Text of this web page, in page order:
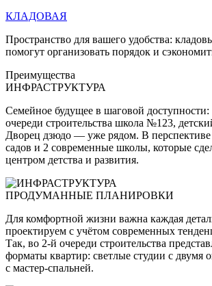
КЛАДОВАЯ
Пространство для вашего удобства:
помогут организовать порядок и
Преимущества
ИНФРАСТРУКТУРА
Семейное будущее в шаговой
очереди строительства школа №123,
Дворец дзюдо — уже рядом. В
садов и 2 современные школы, которые
центром детства и развития.
ПРОДУМАННЫЕ ПЛАНИРОВКИ
Для комфортной жизни важна каждая
проектируем с учётом современных
Так, во 2-й очереди строительства
форматы квартир: светлые студии с двумя
с мастер-спальней.